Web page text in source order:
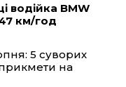
p
водійка BMW
км/год
5 суворих
прикмети на